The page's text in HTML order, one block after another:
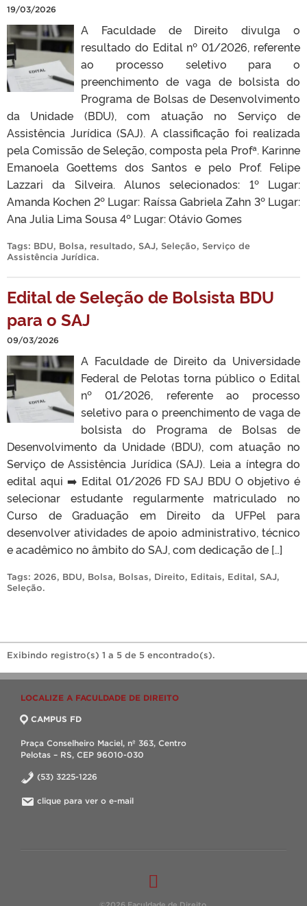
19/03/2026
A Faculdade de Direito divulga o
resultado do Edital nº 01/2026, referente
ao processo seletivo para o
preenchimento de vaga de bolsista do
Programa de Bolsas de Desenvolvimento
da Unidade (BDU), com atuação no Serviço de
Assistência Jurídica (SAJ). A classificação foi realizada
pela Comissão de Seleção, composta pela Profª. Karinne
Emanoela Goettems dos Santos e pelo Prof. Felipe
Lazzari da Silveira. Alunos selecionados: 1º Lugar:
Amanda Kochen 2º Lugar: Raíssa Gabriela Zahn 3º Lugar:
Ana Julia Lima Sousa 4º Lugar: Otávio Gomes
Tags: BDU, Bolsa, resultado, SAJ, Seleção, Serviço de
Assistência Jurídica.
Edital de Seleção de Bolsista BDU
para o SAJ
09/03/2026
A Faculdade de Direito da Universidade
Federal de Pelotas torna público o Edital
nº 01/2026, referente ao processo
seletivo para o preenchimento de vaga de
bolsista do Programa de Bolsas de
Desenvolvimento da Unidade (BDU), com atuação no
Serviço de Assistência Jurídica (SAJ). Leia a íntegra do
edital aqui ➡️ Edital 01/2026 FD SAJ BDU O objetivo é
selecionar estudante regularmente matriculado no
Curso de Graduação em Direito da UFPel para
desenvolver atividades de apoio administrativo, técnico
e acadêmico no âmbito do SAJ, com dedicação de […]
Tags: 2026, BDU, Bolsa, Bolsas, Direito, Editais, Edital, SAJ,
Seleção.
Exibindo registro(s) 1 a 5 de 5 encontrado(s).
LOCALIZE A FACULDADE DE DIREITO
CAMPUS FD
Praça Conselheiro Maciel, nº 363, Centro
Pelotas – RS, CEP 96010-030
(53) 3225-1226
clique para ver o e-mail